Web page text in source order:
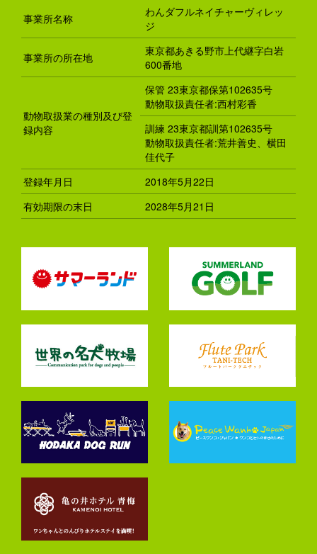
事業所名称
わんダフルネイチャーヴィレッ
ジ
事業所の所在地
東京都あきる野市上代継字白岩
600番地
動物取扱業の種別及び登
録内容
保管 23東京都保第102635号
動物取扱責任者:西村彩香
訓練 23東京都訓第102635号
動物取扱責任者:荒井善史、横田
佳代子
登録年月日
2018年5月22日
有効期限の末日
2028年5月21日